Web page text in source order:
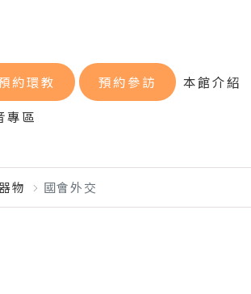
約環教 預約參訪 本館介紹
專區
物 國會外交